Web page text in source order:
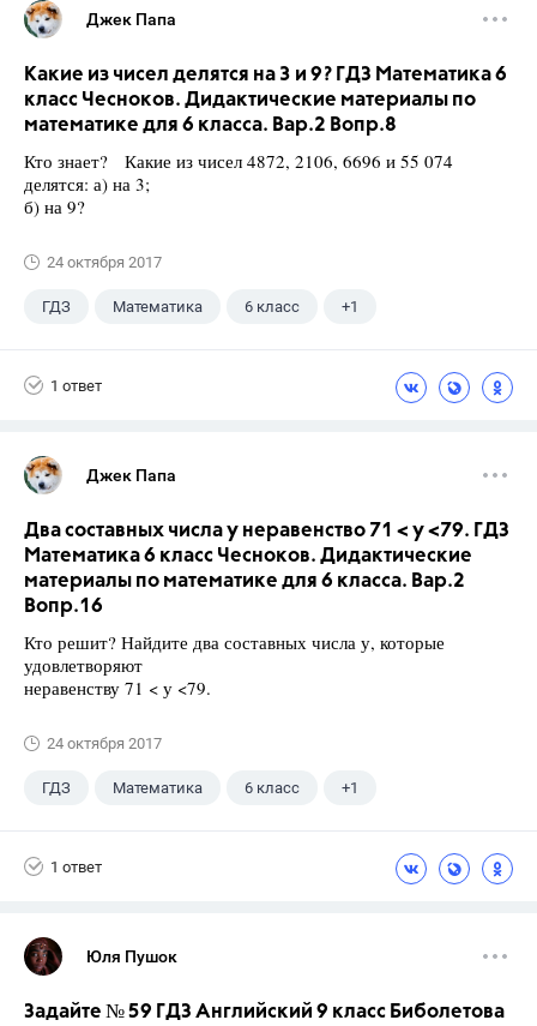
Джек Папа
Какие из чисел делятся на 3 и 9? ГДЗ Математика 6
класс Чесноков. Дидактические материалы по
математике для 6 класса. Вар.2 Вопр.8
Кто знает? Какие из чисел 4872, 2106, 6696 и 55 074
делятся: а) на 3;
б) на 9?
24 октября 2017
ГДЗ Математика 6 класс +1
1 ответ
Джек Папа
Два составных числа у неравенство 71 < у <79. ГДЗ
Математика 6 класс Чесноков. Дидактические
материалы по математике для 6 класса. Вар.2
Вопр.16
Кто решит? Найдите два составных числа у, которые
удовлетворяют
неравенству 71 < у <79.
24 октября 2017
ГДЗ Математика 6 класс +1
1 ответ
Юля Пушок
Задайте № 59 ГДЗ Английский 9 класс Биболетова